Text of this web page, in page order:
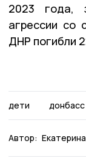
2023 года,
агрессии со
ДНР погибли
дети донбасс
Автор: